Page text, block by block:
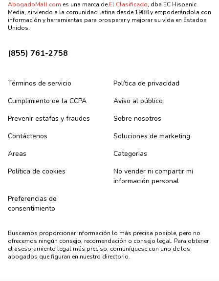
AbogadoMall.com es una marca deEl Clasificado, dba EC Hispanic
Media, sirviendo a la comunidad latina desde 1988 y empoderándola con
información y herramientas para prosperar y mejorar su vida en Estados
Unidos.
(855) 761-2758
Términos de servicio
Política de privacidad
Cumplimiento de la CCPA
Aviso al público
Prevenir estafas y fraudes
Sobre nosotros
Contáctenos
Soluciones de marketing
Areas
Categorias
Política de cookies
No vender ni compartir mi
información personal
Preferencias de
consentimiento
Buscamos proporcionar información lo más precisa posible, pero no
ofrecemos ningún consejo, recomendación o consejo legal. Para obtener
el asesoramiento legal más preciso, comuníquese con uno de los
abogados que figuran en nuestro directorio.